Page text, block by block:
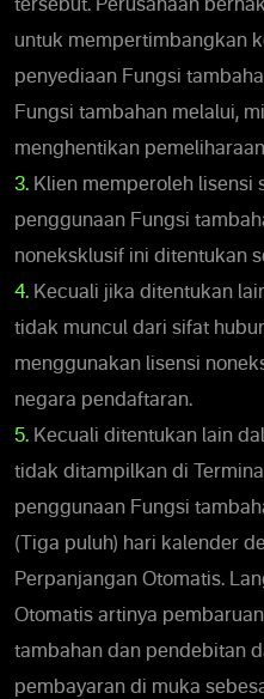
tersebut. Perusahaan
untuk mempertimbangkan
penyediaan Fungsi
Fungsi tambahan melalui,
menghentikan
3. Klien memperoleh lisensi
penggunaan Fungsi
noneksklusif ini ditentukan
4. Kecuali jika ditentukan
tidak muncul dari sifat
menggunakan lisensi
negara pendaftaran.
5. Kecuali ditentukan lain
tidak ditampilkan di
penggunaan Fungsi
(Tiga puluh) hari kalender
Perpanjangan Otomatis.
Otomatis artinya
tambahan dan pendebitan
pembayaran di muka